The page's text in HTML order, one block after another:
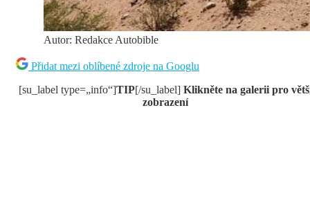
Autor: Redakce Autobible
Přidat mezi oblíbené zdroje na Googlu
[su_label type=„info“]TIP[/su_label] Klikněte na galerii pro
zobrazení